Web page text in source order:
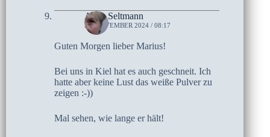
Anne Seltmann
21. NOVEMBER 2024 / 08:17
Guten Morgen lieber Marius!
Bei uns in Kiel hat es auch geschneit. Ich
hatte aber keine Lust das weiße Pulver zu
zeigen :-))
Mal sehen, wie lange er hält!